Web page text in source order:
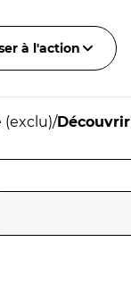
à l'action
/Découvrir